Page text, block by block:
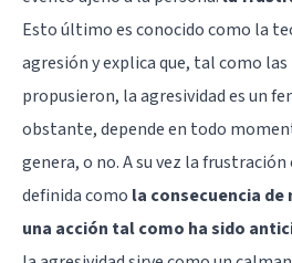
Esto último es conocido como la
agresión y explica que, tal como
propusieron, la agresividad es un
obstante, depende en todo
genera, o no. A su vez la
definida como la consecuencia de
una acción tal como ha sido